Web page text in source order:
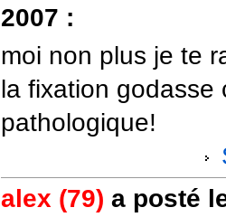
2007 :
moi non plus je te
la fixation godasse
pathologique!
alex (79) a posté